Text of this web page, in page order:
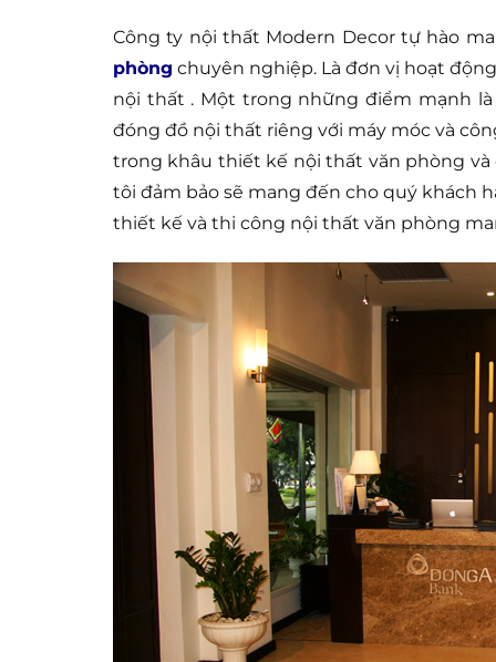
Công ty nội thất Modern Decor tự hào
phòng chuyên nghiệp. Là đơn vị hoạt
nội thất . Một trong những điểm mạnh
đóng đồ nội thất riêng với máy móc và
trong khâu thiết kế nội thất văn phòng
tôi đảm bảo sẽ mang đến cho quý khách
thiết kế và thi công nội thất văn phòng